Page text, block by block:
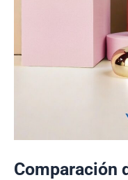
Comparación